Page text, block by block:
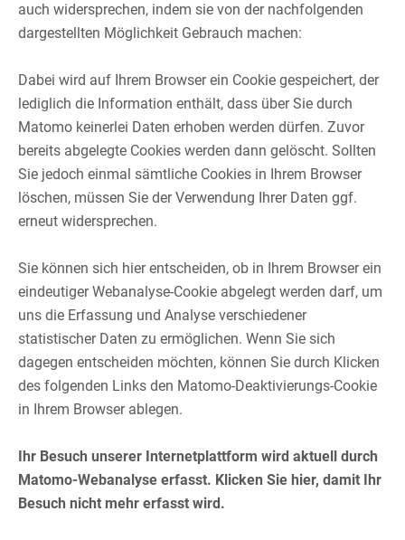
auch widersprechen, indem sie von der nachfolgenden
dargestellten Möglichkeit Gebrauch machen:​
Dabei wird auf Ihrem Browser ein Cookie gespeichert, der
lediglich die Information enthält, dass über Sie durch
Matomo keinerlei Daten erhoben werden dürfen. Zuvor
bereits abgelegte Cookies werden dann gelöscht. Sollten
Sie jedoch einmal sämtliche Cookies in Ihrem Browser
löschen, müssen Sie der Verwendung Ihrer Daten ggf.
erneut widersprechen.​
Sie können sich hier entscheiden, ob in Ihrem Browser ein
eindeutiger Webanalyse-Cookie abgelegt werden darf, um
uns die Erfassung und Analyse verschiedener
statistischer Daten zu ermöglichen. Wenn Sie sich
dagegen entscheiden möchten, können Sie durch Klicken
des folgenden Links den Matomo-Deaktivierungs-Cookie
in Ihrem Browser ablegen.​
Ihr Besuch unserer Internetplattform wird aktuell durch
Matomo-Webanalyse erfasst. Klicken Sie hier, damit Ihr
Besuch nicht mehr erfasst wird.